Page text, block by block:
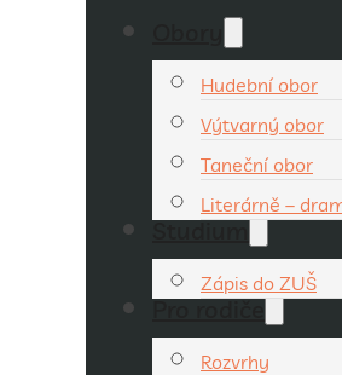
Hudební obor
Výtvarný obor
Taneční obor
Literárně –
Studium
Zápis do ZUŠ
Pro rodiče
Rozvrhy